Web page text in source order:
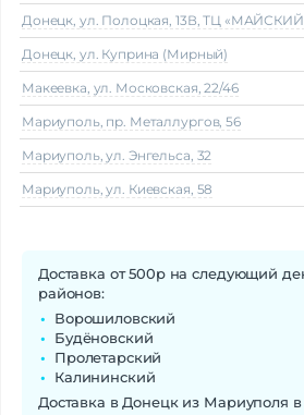
Донецк, ул. Полоцкая, 13В, ТЦ
Донецк, ул. Куприна (Мирный)
Макеeвка, ул. Московская, 22/46
Мариуполь, пр. Металлургов, 56
Мариуполь, ул. Энгельса, 32
Мариуполь, ул. Киевская, 58
Доставка от 500р на следующий
районов:
Ворошиловский
Будёновский
Пролетарский
Калининский
Доставка в Донецк из Мариуполя